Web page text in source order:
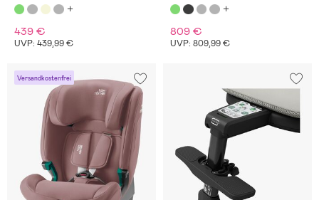
Soft Breeze
439 €
UVP: 439,99 €
809 €
UVP: 809,99 €
Versandkostenfrei